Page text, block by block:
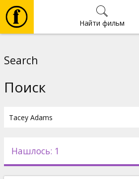
Найти фильм
Новости
Search
Поиск
Нашлось: 1